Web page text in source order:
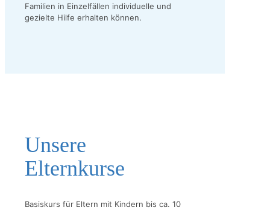
Familien in Einzelfällen individuelle und
gezielte Hilfe erhalten können.
Unsere
Elternkurse
Basiskurs für Eltern mit Kindern bis ca. 10